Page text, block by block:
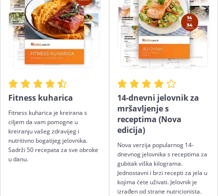
Fitness kuharica
Fitness kuharica je kreirana s
ciljem da vam pomogne u
kreiranju vašeg zdravijeg i
nutritivno bogatijeg jelovnika.
Sadrži 50 recepata za sve obroke
u danu.
14-dnevni jelovnik za
mršavljenje s
receptima (Nova
edicija)
Nova verzija popularnog 14-
dnevnog jelovnika s receptima za
gubitak viška kilograma.
Jednostavni i brzi recepti za jela u
kojima ćete uživati. Jelovnik je
izrađen od strane nutricionista.